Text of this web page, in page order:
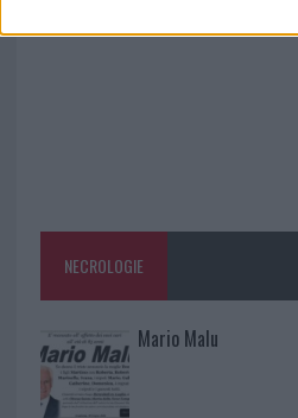
NECROLOGIE
Mario Malu